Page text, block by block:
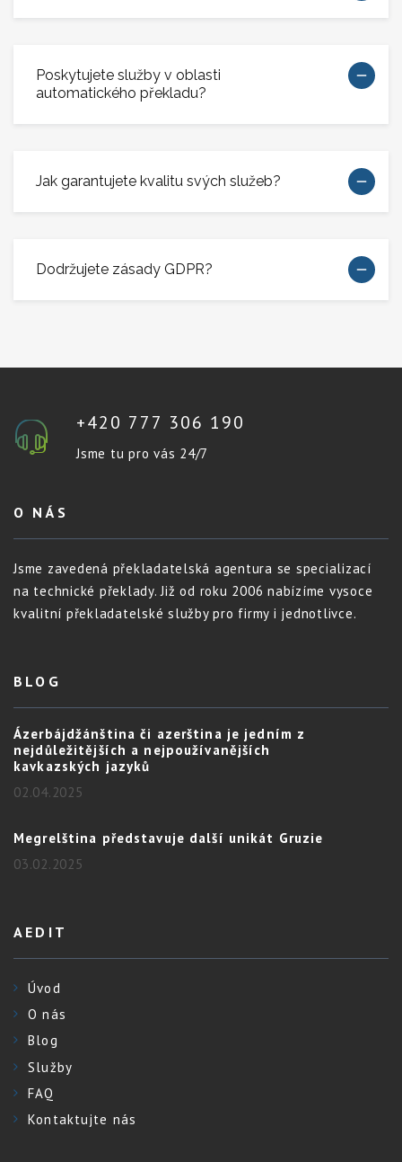
Poskytujete služby v oblasti
automatického překladu?
Jak garantujete kvalitu svých služeb?
Dodržujete zásady GDPR?
+420 777 306 190
Jsme tu pro vás 24/7
O NÁS
Jsme zavedená překladatelská agentura se specializací
na technické překlady. Již od roku 2006 nabízíme vysoce
kvalitní překladatelské služby pro firmy i jednotlivce.
BLOG
Ázerbájdžánština či azerština je jedním z
nejdůležitějších a nejpoužívanějších
kavkazských jazyků
02.04.2025
Megrelština představuje další unikát Gruzie
03.02.2025
AEDIT
Úvod
O nás
Blog
Služby
FAQ
Kontaktujte nás